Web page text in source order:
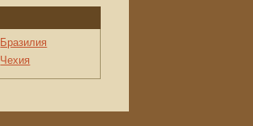
Бразилия
Чехия